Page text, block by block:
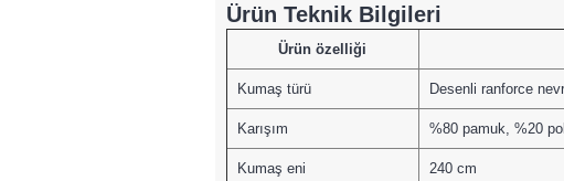
Ürün Teknik Bilgileri
Ürün özelliği
Kumaş türü Desenli ranforce
Karışım %80 pamuk, %20
Kumaş eni 240 cm